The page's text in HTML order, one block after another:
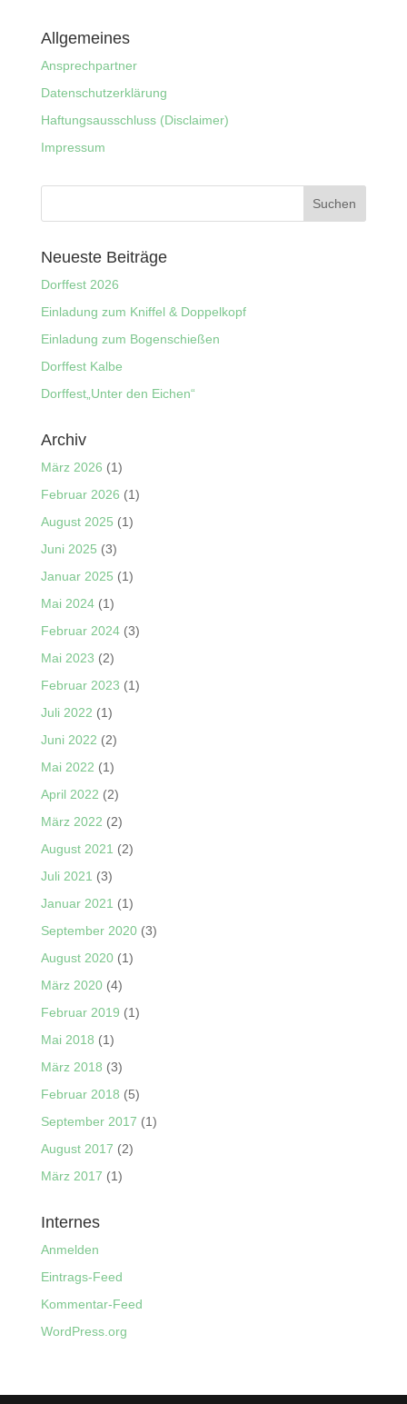
Allgemeines
Ansprechpartner
Datenschutzerklärung
Haftungsausschluss (Disclaimer)
Impressum
Neueste Beiträge
Dorffest 2026
Einladung zum Kniffel & Doppelkopf
Einladung zum Bogenschießen
Dorffest Kalbe
Dorffest„Unter den Eichen“
Archiv
März 2026 (1)
Februar 2026 (1)
August 2025 (1)
Juni 2025 (3)
Januar 2025 (1)
Mai 2024(1)
Februar 2024(3)
Mai 2023 (2)
Februar 2023 (1)
Juli 2022 (1)
Juni 2022 (2)
Mai 2022 (1)
April 2022 (2)
März 2022 (2)
August 2021 (2)
Juli 2021 (3)
Januar 2021 (1)
September 2020(3)
August 2020(1)
März 2020(4)
Februar 2019 (1)
Mai 2018 (1)
März 2018 (3)
Februar 2018 (5)
September 2017 (1)
August 2017 (2)
März 2017 (1)
Internes
Anmelden
Eintrags-Feed
Kommentar-Feed
WordPress.org